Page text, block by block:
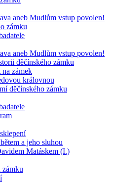
aneb Mudlům vstup povolen!
zámku
aneb Mudlům vstup povolen!
děčínského zámku
zámek
královnou
děčínského zámku
a jeho sluhou
Matáskem (I.)
zámku